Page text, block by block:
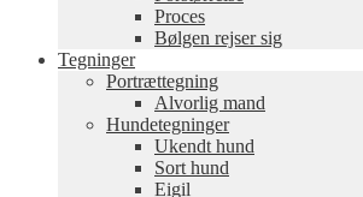
Proces
Bølgen rejser sig
Tegninger
Portrættegning
Alvorlig mand
Hundetegninger
Ukendt hund
Sort hund
Eigil